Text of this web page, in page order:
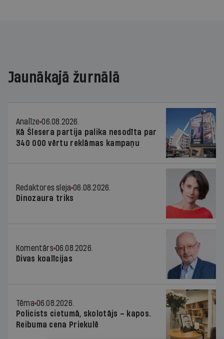
Jaunākajā žurnālā
Analīze 06.08.2026.
Kā Šlesera partija palika nesodīta par
340 000 vērtu reklāmas kampaņu
Redaktores sleja 06.08.2026.
Dinozaura triks
Komentārs 06.08.2026.
Divas koalīcijas
Tēma 06.08.2026.
Policists cietumā, skolotājs – kapos.
Reibuma cena Priekulē